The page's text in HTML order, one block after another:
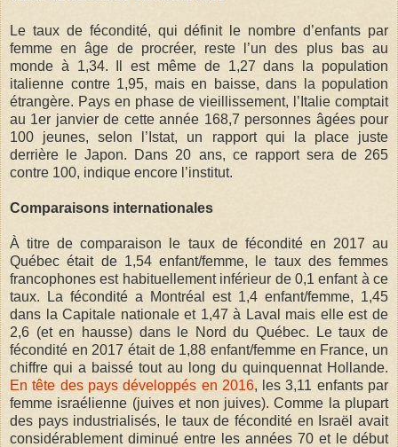
Le taux de fécondité, qui définit le nombre d’enfants par
femme en âge de procréer, reste l’un des plus bas au
monde à 1,34. Il est même de 1,27 dans la population
italienne contre 1,95, mais en baisse, dans la population
étrangère. Pays en phase de vieillissement, l’Italie comptait
au 1er janvier de cette année 168,7 personnes âgées pour
100 jeunes, selon l’Istat, un rapport qui la place juste
derrière le Japon. Dans 20 ans, ce rapport sera de 265
contre 100, indique encore l’institut.
Comparaisons internationales
À titre de comparaison le taux de fécondité en 2017 au
Québec était de 1,54 enfant/femme, le taux des femmes
francophones est habituellement inférieur de 0,1 enfant à ce
taux. La fécondité a Montréal est 1,4 enfant/femme, 1,45
dans la Capitale nationale et 1,47 à Laval mais elle est de
2,6 (et en hausse) dans le Nord du Québec. Le taux de
fécondité en 2017 était de 1,88 enfant/femme en France, un
chiffre qui a baissé tout au long du quinquennat Hollande.
En tête des pays développés en 2016, les 3,11 enfants par
femme israélienne (juives et non juives). Comme la plupart
des pays industrialisés, le taux de fécondité en Israël avait
considérablement diminué entre les années 70 et le début